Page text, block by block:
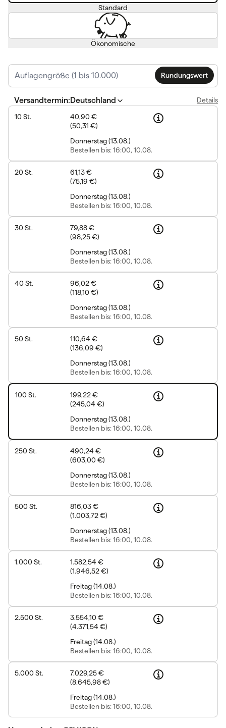
Standard
Ökonomische
Rundungswert
Versandtermin: Deutschland Details
10 St.
40,90 €
(50,31 €)
Donnerstag(13.08.)
Bestellen bis: 16:00, 10.08.
20 St.
61,13 €
(75,19 €)
Donnerstag(13.08.)
Bestellen bis: 16:00, 10.08.
30 St.
79,88 €
(98,25 €)
Donnerstag(13.08.)
Bestellen bis: 16:00, 10.08.
40 St.
96,02 €
(118,10 €)
Donnerstag(13.08.)
Bestellen bis: 16:00, 10.08.
50 St.
110,64 €
(136,09 €)
Donnerstag(13.08.)
Bestellen bis: 16:00, 10.08.
100 St.
199,22 €
(245,04 €)
Donnerstag(13.08.)
Bestellen bis: 16:00, 10.08.
250 St.
490,24 €
(603,00 €)
Donnerstag(13.08.)
Bestellen bis: 16:00, 10.08.
500 St.
816,03 €
(1.003,72 €)
Donnerstag(13.08.)
Bestellen bis: 16:00, 10.08.
1.000 St.
1.582,54 €
(1.946,52 €)
Freitag(14.08.)
Bestellen bis: 16:00, 10.08.
2.500 St.
3.554,10 €
(4.371,54 €)
Freitag(14.08.)
Bestellen bis: 16:00, 10.08.
5.000 St.
7.029,25 €
(8.645,98 €)
Freitag(14.08.)
Bestellen bis: 16:00, 10.08.